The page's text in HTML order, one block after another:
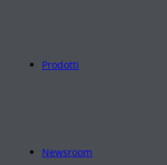
Prodotti
Newsroom